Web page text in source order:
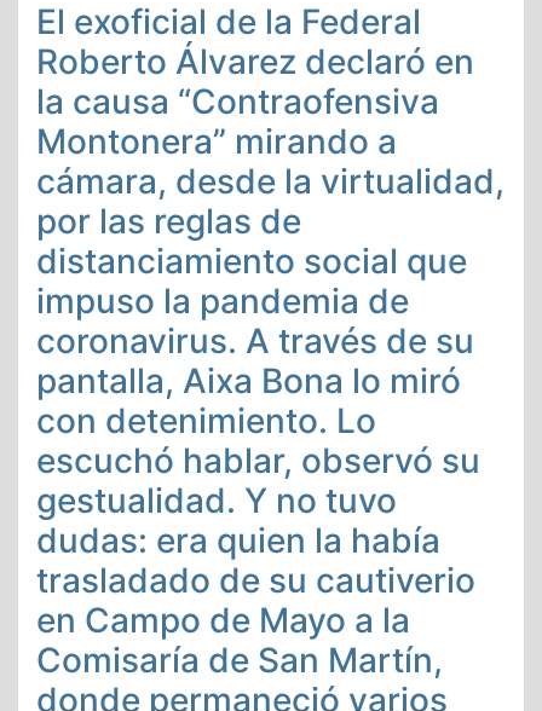
El exoficial de la Federal
Roberto Álvarez declaró en
la causa “Contraofensiva
Montonera” mirando a
cámara, desde la virtualidad,
por las reglas de
distanciamiento social que
impuso la pandemia de
coronavirus. A través de su
pantalla, Aixa Bona lo miró
con detenimiento. Lo
escuchó hablar, observó su
gestualidad. Y no tuvo
dudas: era quien la había
trasladado de su cautiverio
en Campo de Mayo a la
Comisaría de San Martín,
donde permaneció varios